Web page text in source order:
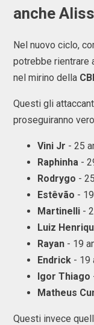
anche
Nel nuovo ciclo,
potrebbe rientrare
nel mirino della
Questi gli
proseguiranno
Vini Jr - 25
Raphinha -
Rodrygo -
Estêvão -
Martinelli -
Luiz
Rayan - 19
Endrick - 19
Igor Thiago
Matheus
Questi invece